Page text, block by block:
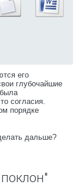
его
глубочайшие
согласия.
порядке
дальше?